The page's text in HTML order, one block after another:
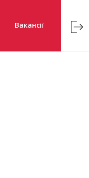
Вакансії